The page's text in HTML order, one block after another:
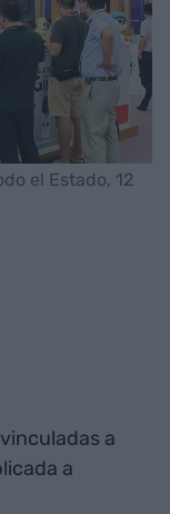
el Estado, 12
a
a